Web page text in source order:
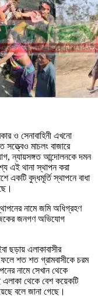
ও সেনাবাহিনী এখনো
সত্ত্বেও মাচলং বাজারে
ন্যায়সঙ্গত আন্দোলনকে দমন
এই থানা স্থাপন করা
একটি বুদ্ধমূর্তি স্থাপনে বাধা
নামে জমি অধিগ্রহণ
জনগণ অভিযোগ
ছড়ায় এলাকাবাসীর
ফলে শত শত গ্রামবাসীকে চরম
নামে সেখান থেকে
এলাকা থেকে বেশ কয়েকটি
বলে জানা গেছে।